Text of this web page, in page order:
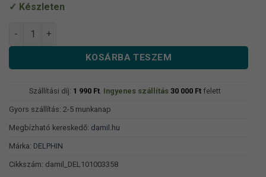
370 Ft.
365 Ft.
Készleten
Delphin DuoPACK BOX KARMA UVs 30db 10cm PERCHY
KOSÁRBA TESZEM
Szállítási díj: 1 990 Ft. Ingyenes szállítás 30 000 Ftfelett
Gyors szállítás: 2-5 munkanap
Megbízható kereskedő: damil.hu
Márka: DELPHIN
Cikkszám: damil_DEL101003358